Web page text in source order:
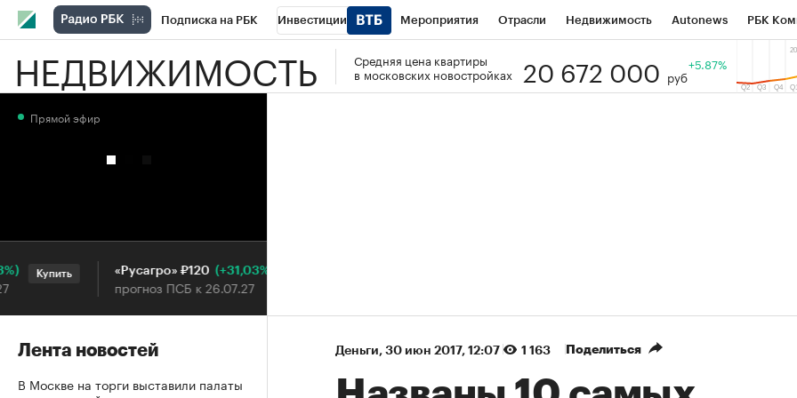
Подписка на РБК Инвестиции Мероприятия Отрасли Недвижимость Autonews РБК
РБК Вино Спорт Школа управления РБК РБК Образование Тренды
НЕДВИЖИМОСТЬ
Средняя цена квартиры
в московских новостройках
20 672 000 руб
+5.87%
Деньги⁠, 30 июн 2017, 12:07 1 163 Поделиться
Прямой эфир
Купить «Русагро» ₽120 (+31,03%)
прогноз ПСБ к 26.07.27
Лента новостей
В Москве на торги выставили палаты